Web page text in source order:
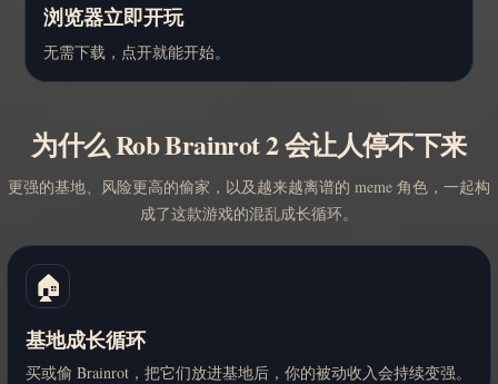
浏览器立即开玩
无需下载，点开就能开始。
为什么 Rob Brainrot 2 会让人停不下来
更强的基地、风险更高的偷家，以及越来越离谱的 meme 角色，一起构
成了这款游戏的混乱成长循环。
🏠
基地成长循环
买或偷 Brainrot，把它们放进基地后，你的被动收入会持续变强。